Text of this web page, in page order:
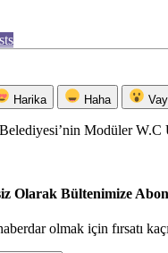
Harika Haha Vay
Modüler W.C
Olarak Bültenimize
olmak için fırsatı